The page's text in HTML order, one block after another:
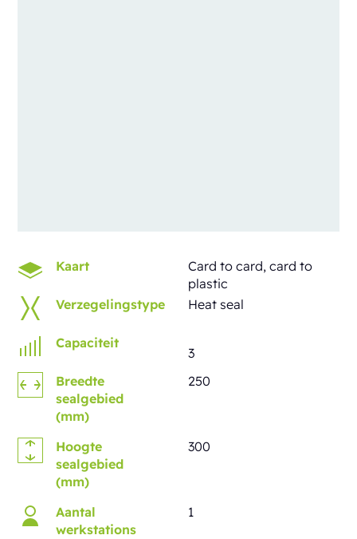
Kaart
Card to card, card to
plastic
Verzegelingstype
Heat seal
Capaciteit
3
Breedte
sealgebied
(mm)
250
Hoogte
sealgebied
(mm)
300
Aantal
werkstations
1